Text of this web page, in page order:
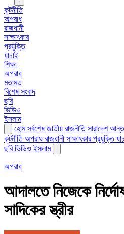
কূটনীতি
অপরাধ
রাজধানী
সাক্ষাৎকার
প্রযুক্তি
যাচাই
শিক্ষা
অপরাধ
মতামত
বিশেষ সংবাদ
ছবি
ভিডিও
ইসলাম
হোমসর্বশেষজাতীয় রাজনীতিসারাদেশ
কূটনীতিঅপরাধরাজধানী সাক্ষাৎকারপ্রযুক্তি
ছবিভিডিওইসলাম
অপরাধ
আদালতে নিজেকে
সাদিকের স্ত্রীর